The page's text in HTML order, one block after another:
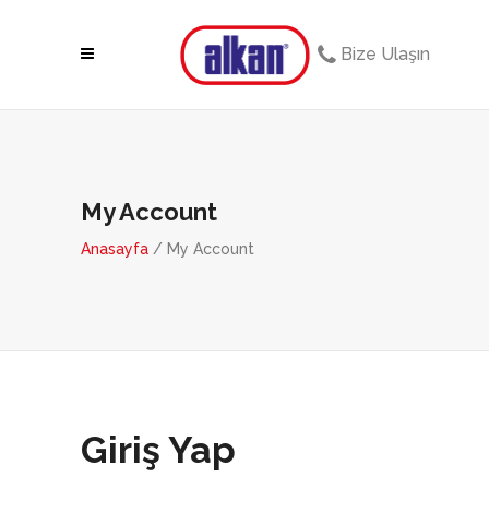
Bize Ulaşın
My Account
Anasayfa / My Account
Giriş Yap